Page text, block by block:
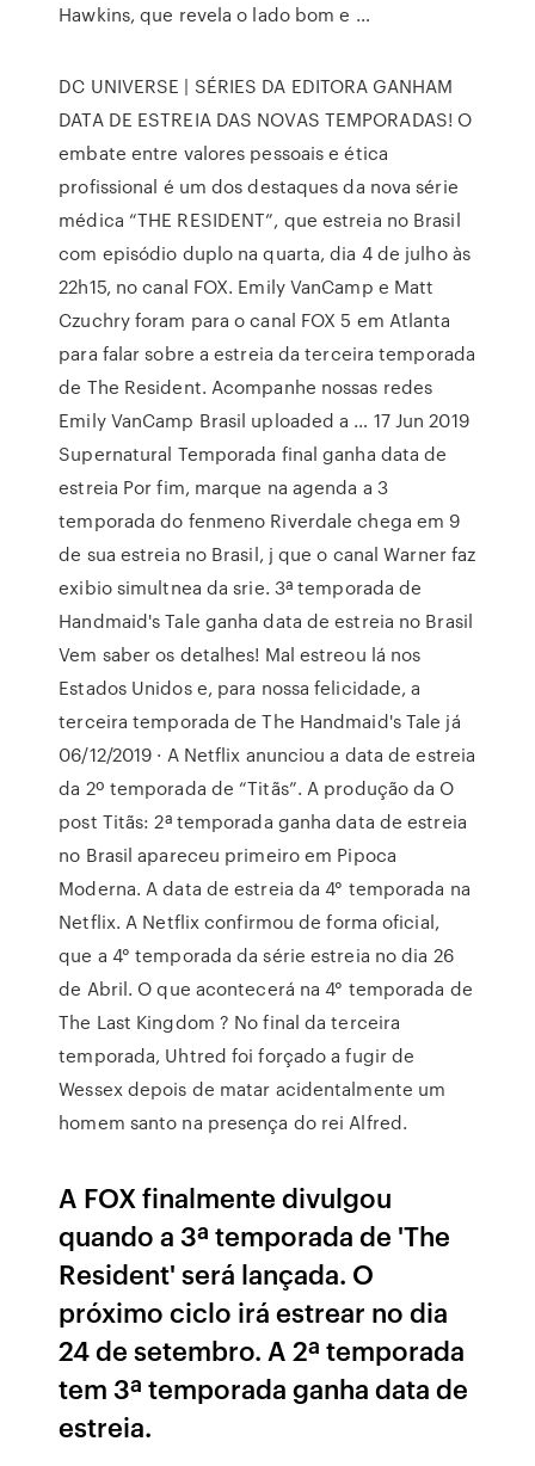
Hawkins, que revela o lado bom e …
DC UNIVERSE | SÉRIES DA EDITORA GANHAM
DATA DE ESTREIA DAS NOVAS TEMPORADAS! O
embate entre valores pessoais e ética
profissional é um dos destaques da nova série
médica “THE RESIDENT”, que estreia no Brasil
com episódio duplo na quarta, dia 4 de julho às
22h15, no canal FOX. Emily VanCamp e Matt
Czuchry foram para o canal FOX 5 em Atlanta
para falar sobre a estreia da terceira temporada
de The Resident. Acompanhe nossas redes
Emily VanCamp Brasil uploaded a … 17 Jun 2019
Supernatural Temporada final ganha data de
estreia Por fim, marque na agenda a 3
temporada do fenmeno Riverdale chega em 9
de sua estreia no Brasil, j que o canal Warner faz
exibio simultnea da srie. 3ª temporada de
Handmaid's Tale ganha data de estreia no Brasil
Vem saber os detalhes! Mal estreou lá nos
Estados Unidos e, para nossa felicidade, a
terceira temporada de The Handmaid's Tale já
06/12/2019 · A Netflix anunciou a data de estreia
da 2º temporada de “Titãs”. A produção da O
post Titãs: 2ª temporada ganha data de estreia
no Brasil apareceu primeiro em Pipoca
Moderna. A data de estreia da 4° temporada na
Netflix. A Netflix confirmou de forma oficial,
que a 4° temporada da série estreia no dia 26
de Abril. O que acontecerá na 4° temporada de
The Last Kingdom ? No final da terceira
temporada, Uhtred foi forçado a fugir de
Wessex depois de matar acidentalmente um
homem santo na presença do rei Alfred.
A FOX finalmente divulgou
quando a 3ª temporada de 'The
Resident' será lançada. O
próximo ciclo irá estrear no dia
24 de setembro. A 2ª temporada
tem 3ª temporada ganha data de
estreia.